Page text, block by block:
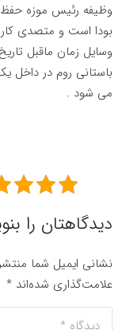
وظیفه رئیس موزه حفظ
وسایل زمان ماقبل
می شود .
دیدگاهتان را
نشانی ایمیل شما
علامت‌گذاری شده‌اند*